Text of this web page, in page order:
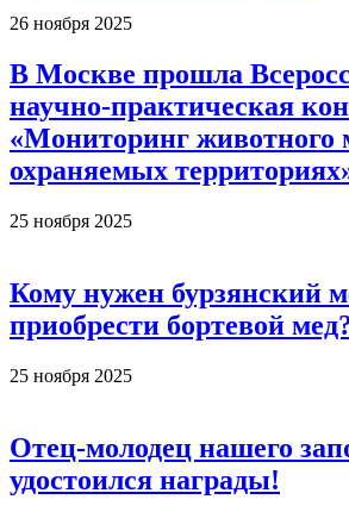
26 ноября 2025
В Москве прошла
научно-практическая
«Мониторинг животного
охраняемых
25 ноября 2025
Кому нужен бурзянский
приобрести бортевой
25 ноября 2025
Отец-молодец нашего
удостоился награды!